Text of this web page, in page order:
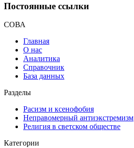
Постоянные ссылки
СОВА
Главная
О нас
Аналитика
Справочник
База данных
Разделы
Расизм и ксенофобия
Неправомерный антиэкстремизм
Религия в светском обществе
Категории